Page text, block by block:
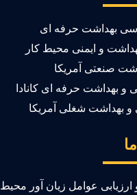
بهداشت حرفه ای
و ایمنی محیط کار
صنعتی آمریکا
بهداشت حرفه ای کانادا
بهداشت شغلی آمریکا
عوامل زیان آور محیط کار